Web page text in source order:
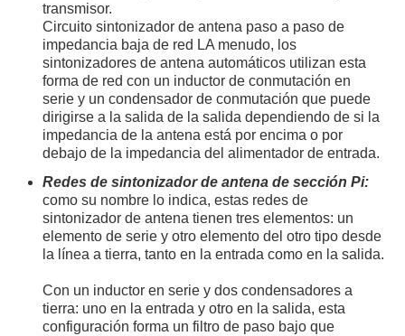
transmisor.
Circuito sintonizador de antena paso a paso de
impedancia baja de red LA menudo, los
sintonizadores de antena automáticos utilizan esta
forma de red con un inductor de conmutación en
serie y un condensador de conmutación que puede
dirigirse a la salida de la salida dependiendo de si la
impedancia de la antena está por encima o por
debajo de la impedancia del alimentador de entrada.
Redes de sintonizador de antena de sección Pi:
como su nombre lo indica, estas redes de
sintonizador de antena tienen tres elementos: un
elemento de serie y otro elemento del otro tipo desde
la línea a tierra, tanto en la entrada como en la salida.
Con un inductor en serie y dos condensadores a
tierra: uno en la entrada y otro en la salida, esta
configuración forma un filtro de paso bajo que